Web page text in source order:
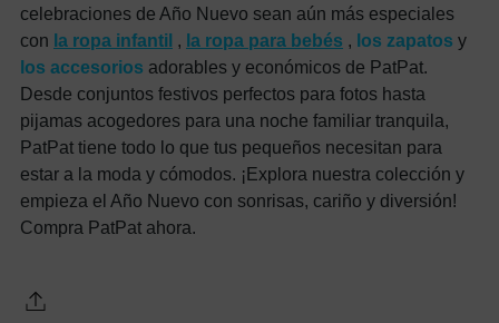
celebraciones de Año Nuevo sean aún más especiales
con la ropa infantil , la ropa para bebés , los zapatos y
los accesorios adorables y económicos de PatPat.
Desde conjuntos festivos perfectos para fotos hasta
pijamas acogedores para una noche familiar tranquila,
PatPat tiene todo lo que tus pequeños necesitan para
estar a la moda y cómodos. ¡Explora nuestra colección y
empieza el Año Nuevo con sonrisas, cariño y diversión!
Compra PatPat ahora.